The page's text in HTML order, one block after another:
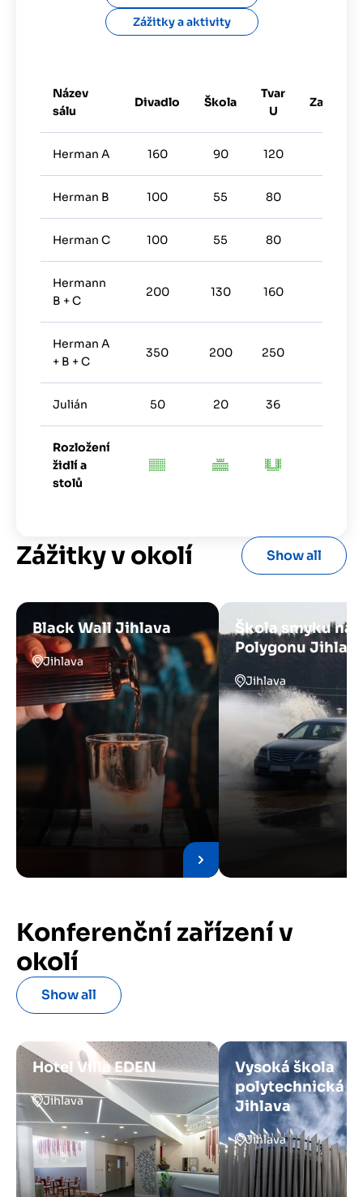
Zážitky a aktivity
Název
sálu
Divadlo Škola
Tvar
U
Zasedání
Herman A 160 90 120
Herman B 100 55 80
Herman C 100 55 80
Hermann
B + C
200 130 160
Herman A
+ B + C
350 200 250
Julián 50 20 36
Rozložení
židlí a
stolů
Zážitky v okolí Show all
Black Wall Jihlava
Jihlava
Škola smyku na
Polygonu
Jihlava
Konferenční zařízení v
okolí
Show all
Hotel Villa EDEN
Jihlava
Vysoká škola
polytechnická
Jihlava
Jihlava